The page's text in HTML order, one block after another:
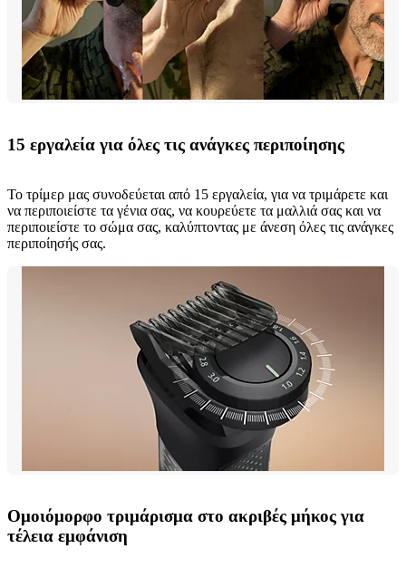
15 εργαλεία για όλες τις ανάγκες περιποίησης
Το τρίμερ μας συνοδεύεται από 15 εργαλεία, για να τριμάρετε και
να περιποιείστε τα γένια σας, να κουρεύετε τα μαλλιά σας και να
περιποιείστε το σώμα σας, καλύπτοντας με άνεση όλες τις ανάγκες
περιποίησής σας.
Ομοιόμορφο τριμάρισμα στο ακριβές μήκος για
τέλεια εμφάνιση